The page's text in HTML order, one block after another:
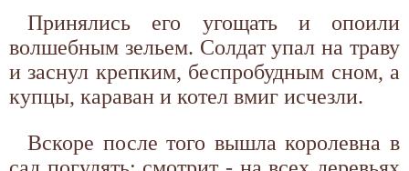
Принялись его угощать и опоили
волшебным зельем. Солдат упал на траву
и заснул крепким, беспробудным сном, а
купцы, караван и котел вмиг исчезли.
Вскоре после того вышла королевна в